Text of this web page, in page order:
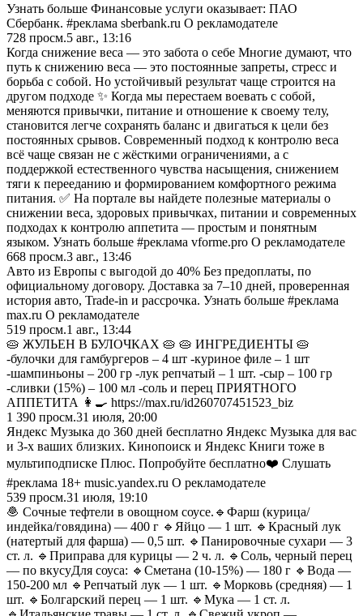
Узнать больше Финансовые услуги оказывает: ПАО
Сбербанк. #реклама sberbank.ru О рекламодателе
728 просм.5 авг., 13:16
Когда снижение веса — это забота о себе Многие думают, что
путь к снижению веса — это постоянные запреты, стресс и
борьба с собой. Но устойчивый результат чаще строится на
другом подходе ✨ Когда мы перестаем воевать с собой,
меняются привычки, питание и отношение к своему телу,
становится легче сохранять баланс и двигаться к цели без
постоянных срывов. Современный подход к контролю веса
всё чаще связан не с жёсткими ограничениями, а с
поддержкой естественного чувства насыщения, снижением
тяги к перееданию и формированием комфортного режима
питания. ✅ На портале вы найдете полезные материалы о
снижении веса, здоровых привычках, питании и современных
подходах к контролю аппетита — простым и понятным
языком. Узнать больше #реклама vforme.pro О рекламодателе
668 просм.3 авг., 13:46
Авто из Европы с выгодой до 40% Без предоплаты, по
официальному договору. Доставка за 7–10 дней, проверенная
история авто, Trade-in и рассрочка. Узнать больше #реклама
max.ru О рекламодателе
519 просм.1 авг., 13:44
🥧 ЖУЛЬЕН В БУЛОЧКАХ 🥧 🥧 ИНГРЕДИЕНТЫ 🥧
-булочки для гамбургеров – 4 шт -куриное филе – 1 шт
-шампиньоны – 200 гр -лук репчатый – 1 шт. -сыр – 100 гр
-сливки (15%) – 100 мл -соль и перец ПРИЯТНОГО
АППЕТИТА 👩‍🍳 https://max.ru/id260707451523_biz
1 390 просм.31 июля, 20:00
Яндекс Музыка до 360 дней бесплатно Яндекс Музыка для вас
и 3-х ваших близких. Кинопоиск и Яндекс Книги тоже в
мультиподписке Плюс. Попробуйте бесплатно❤️ Слушать
#реклама 18+ music.yandex.ru О рекламодателе
539 просм.31 июля, 19:10
​🧆 Сочные тефтели в овощном соусе. ​🔹Фарш (курица/
индейка/говядина) — 400 г 🔹Яйцо — 1 шт. 🔹Красный лук
(натертый для фарша) — 0,5 шт. 🔹Панировочные сухари — 3
ст. л. 🔹Приправа для курицы — 2 ч. л. 🔹Соль, черный перец
— по вкусу ​Для соуса: 🔹Сметана (10-15%) — 180 г 🔹Вода —
150-200 мл 🔹Репчатый лук — 1 шт. 🔹Морковь (средняя) — 1
шт. 🔹Болгарский перец — 1 шт. 🔹Мука — 1 ст. л.